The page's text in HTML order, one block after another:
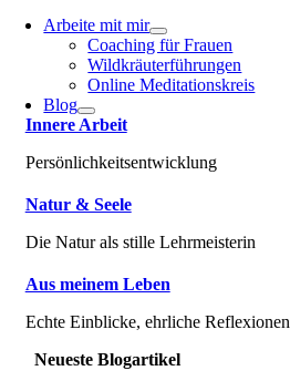
Arbeite mit mir
Coaching für Frauen
Wildkräuterführungen
Online Meditationskreis
Blog
Innere Arbeit
Persönlichkeitsentwicklung
Natur & Seele
Die Natur als stille Lehrmeisterin
Aus meinem Leben
Echte Einblicke, ehrliche Reflexionen
Neueste Blogartikel